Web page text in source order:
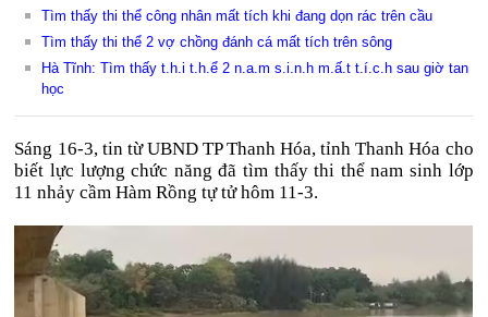
Tìm thấy thi thể công nhân mất tích khi đang dọn rác trên cầu
Tìm thấy thi thể 2 vợ chồng đánh cá mất tích trên sông
Hà Tĩnh: Tìm thấy t.h.i t.h.ể 2 n.a.m s.i.n.h m.ấ.t t.í.c.h sau giờ tan
học
Sáng 16-3, tin từ UBND TP Thanh Hóa, tỉnh Thanh Hóa cho
biết lực lượng chức năng đã tìm thấy thi thể nam sinh lớp
11 nhảy cầm Hàm Rồng tự tử hôm 11-3.